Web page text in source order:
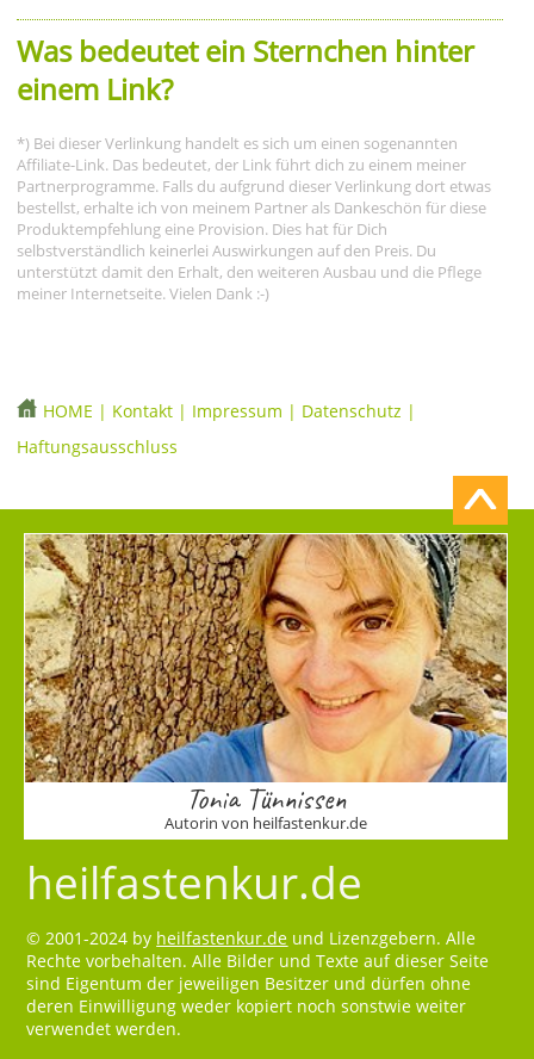
Was bedeutet ein Sternchen hinter
einem Link?
*) Bei dieser Verlinkung handelt es sich um einen sogenannten
Affiliate-Link. Das bedeutet, der Link führt dich zu einem meiner
Partnerprogramme. Falls du aufgrund dieser Verlinkung dort etwas
bestellst, erhalte ich von meinem Partner als Dankeschön für diese
Produktempfehlung eine Provision. Dies hat für Dich
selbstverständlich keinerlei Auswirkungen auf den Preis. Du
unterstützt damit den Erhalt, den weiteren Ausbau und die Pflege
meiner Internetseite. Vielen Dank :-)
HOME | Kontakt | Impressum | Datenschutz |
Haftungsausschluss
Tonia Tünnissen
Autorin von heilfastenkur.de
heilfastenkur.de
© 2001-2024 by heilfastenkur.de und Lizenzgebern. Alle
Rechte vorbehalten. Alle Bilder und Texte auf dieser Seite
sind Eigentum der jeweiligen Besitzer und dürfen ohne
deren Einwilligung weder kopiert noch sonstwie weiter
verwendet werden.